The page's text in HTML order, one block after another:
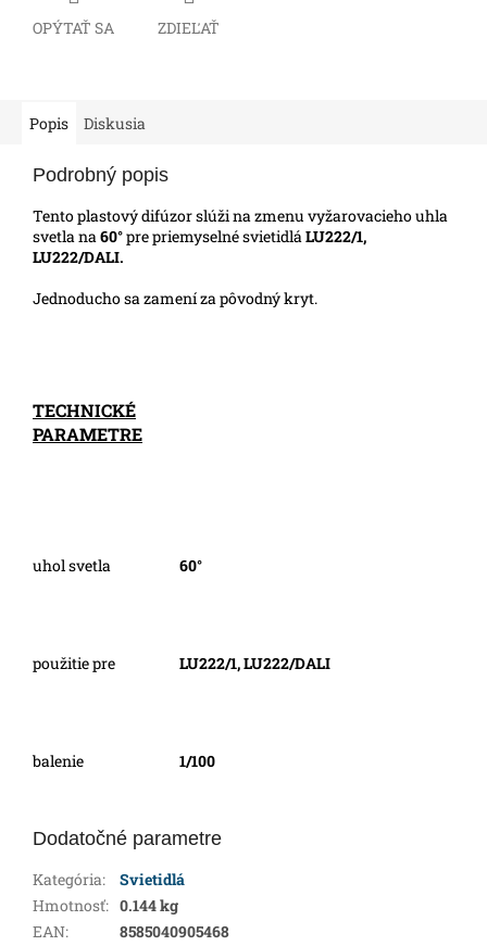
OPÝTAŤ SA ZDIEĽAŤ
Popis Diskusia
Podrobný popis
Tento plastový difúzor slúži na zmenu vyžarovacieho uhla
svetla na60°pre priemyselné svietidláLU222/1,
LU222/DALI.
Jednoducho sa zamení za pôvodný kryt.
TECHNICKÉ
PARAMETRE
uhol svetla 60°
použitie pre LU222/1, LU222/DALI
balenie 1/100
Dodatočné parametre
Kategória:
Svietidlá
Hmotnosť: 0.144 kg
EAN: 8585040905468